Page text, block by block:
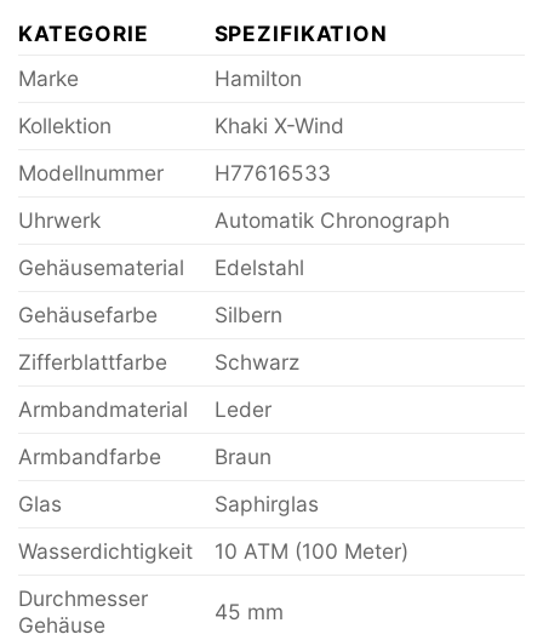
KATEGORIE
SPEZIFIKATION
Marke
Hamilton
Kollektion
Khaki X-Wind
Modellnummer
H77616533
Uhrwerk
Automatik Chronograph
Gehäusematerial
Edelstahl
Gehäusefarbe
Silbern
Zifferblattfarbe
Schwarz
Armbandmaterial
Leder
Armbandfarbe
Braun
Glas
Saphirglas
Wasserdichtigkeit
10 ATM (100 Meter)
Durchmesser
Gehäuse
45 mm